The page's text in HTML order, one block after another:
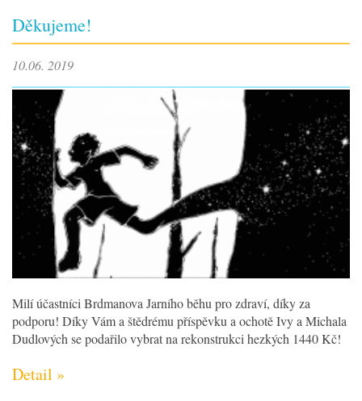
Děkujeme!
10.06. 2019
Milí účastníci Brdmanova Jarního běhu pro zdraví, díky za
podporu! Díky Vám a štědrému příspěvku a ochotě Ivy a Michala
Dudlových se podařilo vybrat na rekonstrukci hezkých 1440 Kč!
Detail »